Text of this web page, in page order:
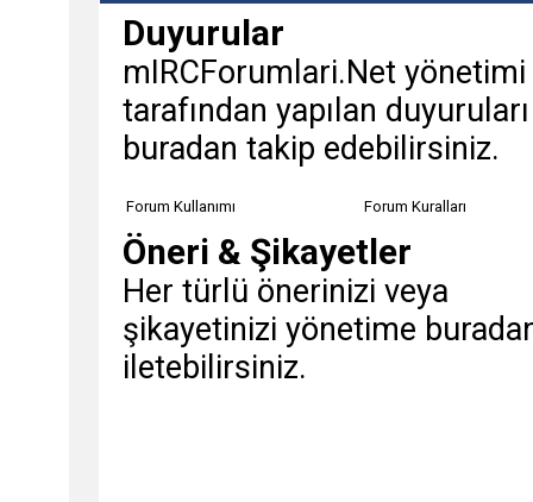
Duyurular
mIRCForumlari.Net yönetimi
tarafından yapılan duyuruları
buradan takip edebilirsiniz.
Forum Kullanımı Forum Kuralları
Öneri & Şikayetler
Her türlü önerinizi veya
şikayetinizi yönetime
iletebilirsiniz.